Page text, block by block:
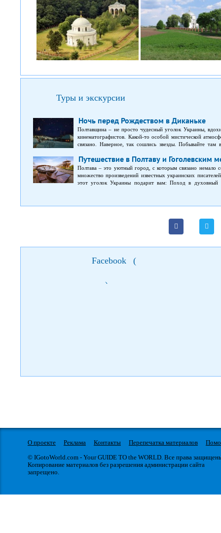
Туры и экскурсии
Ночь перед Рождеством в Диканьке
Полтавщина – не просто чудесный уголок Украины,
кинематографистов. Какой-то особой мистической
связано. Наверное, так сошлись звезды. Побывайте
луну с неба!
Путешествие в Полтаву и Гоголевским
Полтава – это уютный город, с которым связано немало
множество произведений известных украинских
этот уголок Украины подарит вам: Поход в духовный
увидеть во время полтавской экскурсии. Обзорную
выдающийся украинский писатель провел свои ранние
Гоголю. Источник фото: panoramio.com, автор: kyo_ua.
Facebook (
)
О проекте Реклама Контакты Перепечатка материалов
© IGotoWorld.com - Your GUIDE TO the WORLD. Все права
Копирование материалов без разрешения администрации сайта
запрещено.